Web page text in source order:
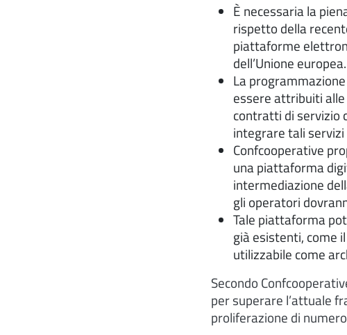
È necessaria la
rispetto della
piattaforme
dell’Unione europea.
La
essere attribuiti
contratti di servizio
integrare tali
Confcooperative
una piattaforma
intermediazione
gli operatori
Tale piattaforma
già esistenti, come
utilizzabile come
Secondo
per superare l’attuale
proliferazione di